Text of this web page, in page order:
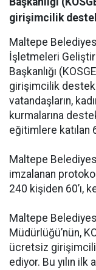
girişimcilik
Maltepe
İşletmeleri
Başkanlığı
girişimcilik destek
vatandaşların,
kurmalarına
eğitimlere katılan
Maltepe
imzalanan
240 kişiden 60’ı,
Maltepe
Müdürlüğü’nün,
ücretsiz
ediyor. Bu yılın ilk